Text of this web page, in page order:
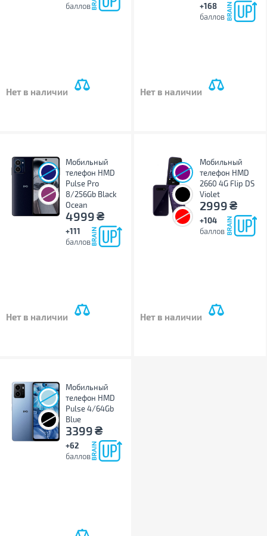
баллов
Нет в наличии
+168
баллов
Нет в наличии
Мобильный
телефон HMD
Pulse Pro
8/256Gb Black
Ocean
4999₴
+111
баллов
Нет в наличии
Мобильный
телефон HMD
2660 4G Flip DS
Violet
2999₴
+104
баллов
Нет в наличии
Мобильный
телефон HMD
Pulse 4/64Gb
Blue
3399₴
+62
баллов